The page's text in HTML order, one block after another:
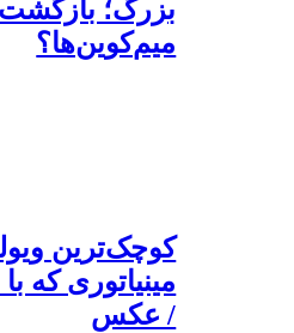
بزرگ؛ بازگشت
میم‌کوین‌ها؟
کوچک‌ترین
مینیاتوری که
/ عکس